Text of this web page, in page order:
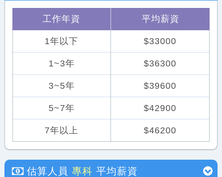
工作年資 平均薪資
1年以下
1~3年
3~5年
5~7年
7年以上
$33000
$36300
$39600
$42900
$46200
估算人員 專科 平均薪資